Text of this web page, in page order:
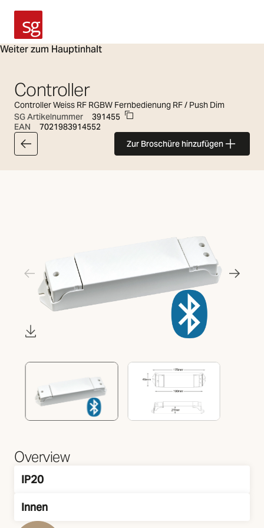
Weiter zum Hauptinhalt
SG Armaturen
Controller
Controller Weiss RF RGBW Fernbedienung RF / Push Dim
SG Artikelnummer
391455
EAN
7021983914552
Zurück zur Artikelliste Zur Broschüre hinzufügen
Overview
IP Klasse
IP20
Montage
Innen